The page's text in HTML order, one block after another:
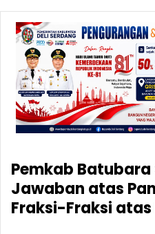
Pemkab
Jawaban atas
Fraksi-Fraksi atas